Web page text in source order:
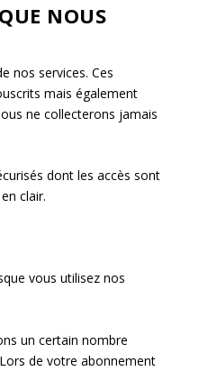
NOUS
nos services. Ces
mais également
ne collecterons jamais
dont les accès sont
clair.
vous utilisez nos
un certain nombre
de votre abonnement